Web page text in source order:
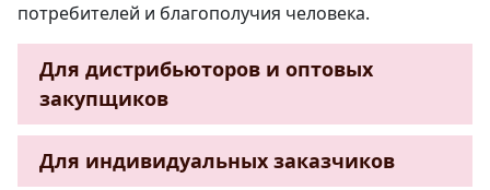
Для дистрибьюторов и оптовых
закупщиков
Для индивидуальных заказчиков
потребителей и благополучия человека.